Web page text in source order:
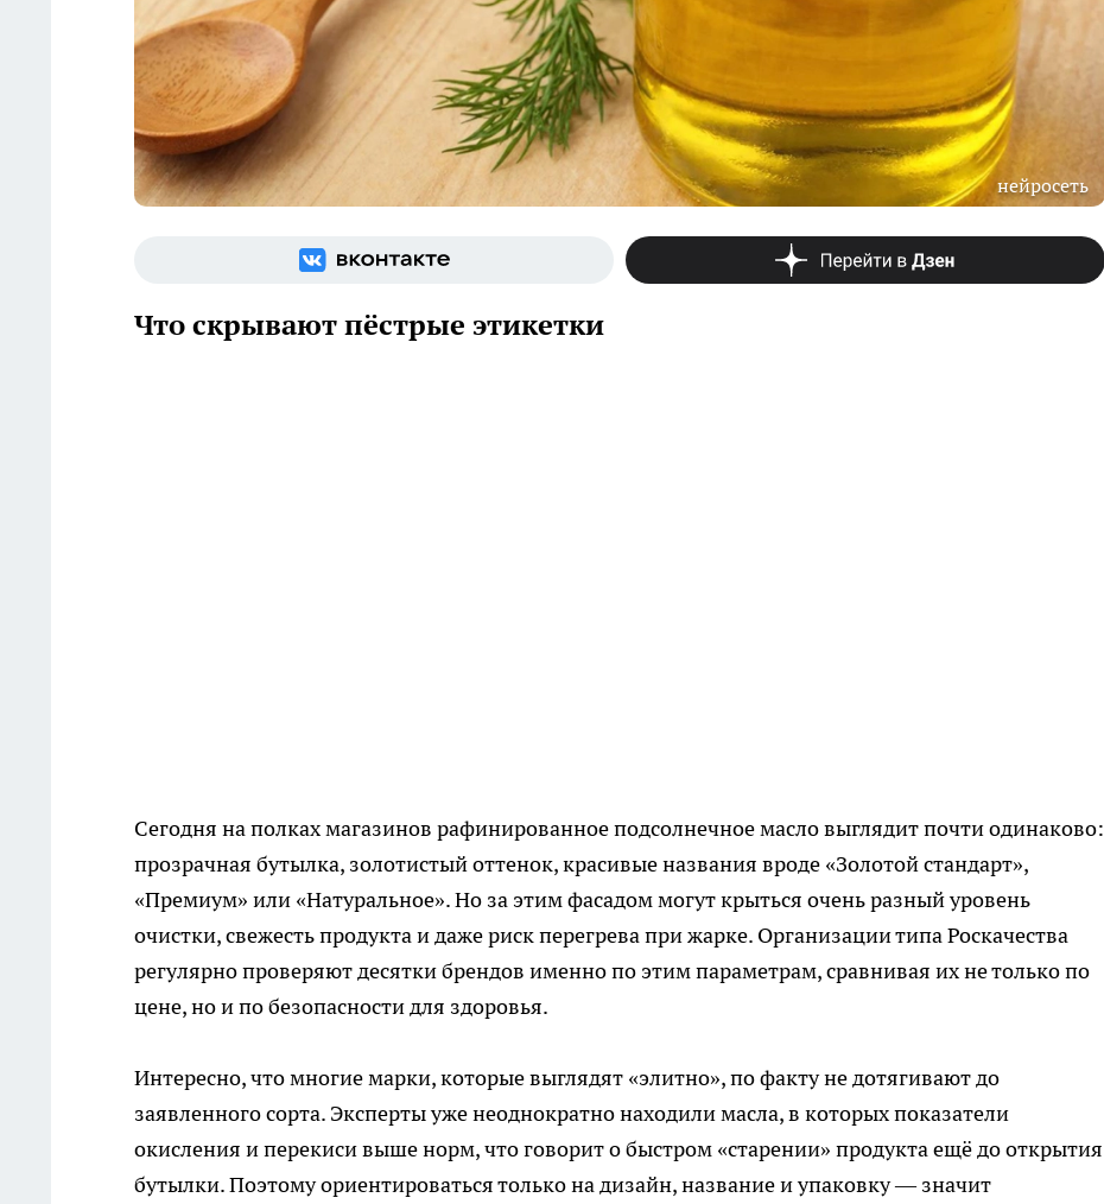
нейросеть
Что скрывают пёстрые этикетки
Сегодня на полках магазинов рафинированное подсолнечное масло выглядит почти одинаково:
прозрачная бутылка, золотистый оттенок, красивые названия вроде «Золотой стандарт»,
«Премиум» или «Натуральное». Но за этим фасадом могут крыться очень разный уровень
очистки, свежесть продукта и даже риск перегрева при жарке. Организации типа Роскачества
регулярно проверяют десятки брендов именно по этим параметрам, сравнивая их не только по
цене, но и по безопасности для здоровья.
Интересно, что многие марки, которые выглядят «элитно», по факту не дотягивают до
заявленного сорта. Эксперты уже неоднократно находили масла, в которых показатели
окисления и перекиси выше норм, что говорит о быстром «старении» продукта ещё до открытия
бутылки. Поэтому ориентироваться только на дизайн, название и упаковку — значит